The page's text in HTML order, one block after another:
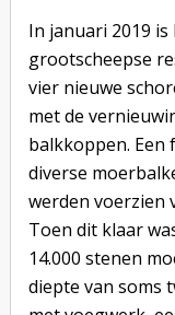
In januari 2019
grootscheepse
vier nieuwe
met de
balkkoppen. Een
diverse
werden voerzien
Toen dit klaar
14.000 stenen
diepte van soms